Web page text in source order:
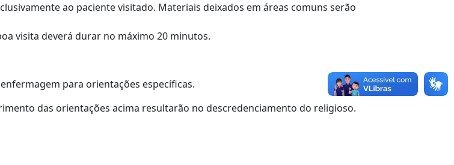
ao paciente visitado. Materiais deixados em áreas comuns serão
visita deverá durar no máximo 20 minutos.
para orientações específicas.
das orientações acima resultarão no descredenciamento do religioso.